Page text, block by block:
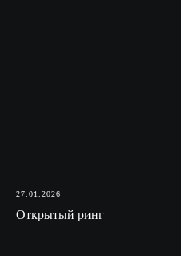
27.01.2026
Открытый ринг